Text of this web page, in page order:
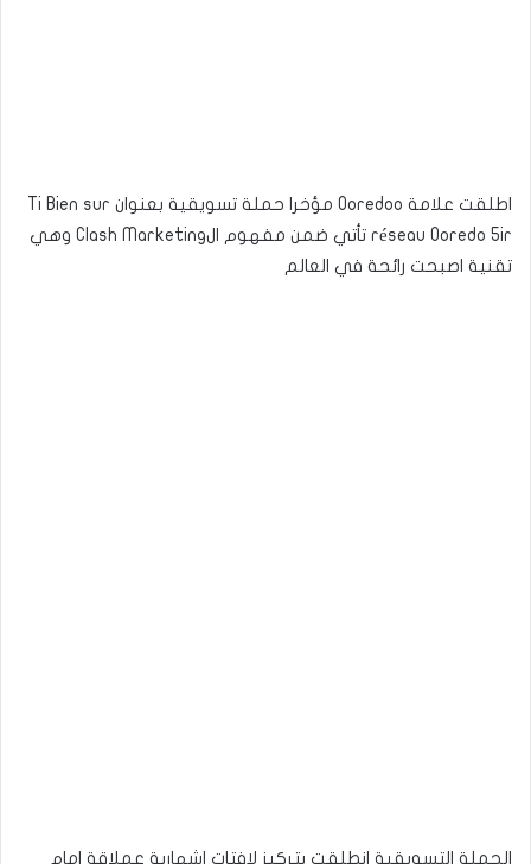
اطلقت علامة Ooredoo مؤخرا حملة تسويقية بعنوان Ti Bien sur
réseau Ooredo 5ir تأتي ضمن مفهوم الClash Marketing وهي
تقنية اصبحت رائحة في العالم
الحملة التسويقية انطلقت بتركيز لافتات اشهارية عملاقة امام